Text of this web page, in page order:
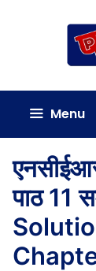
Menu
पाठ 11